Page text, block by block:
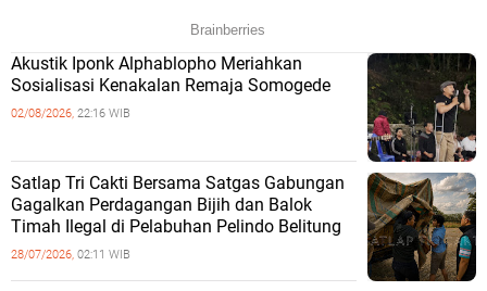
Akustik Iponk Alphablopho Meriahkan
Sosialisasi Kenakalan Remaja Somogede
02/08/2026, 22:16 WIB
Satlap Tri Cakti Bersama Satgas Gabungan
Gagalkan Perdagangan Bijih dan Balok
Timah Ilegal di Pelabuhan Pelindo Belitung
28/07/2026, 02:11 WIB